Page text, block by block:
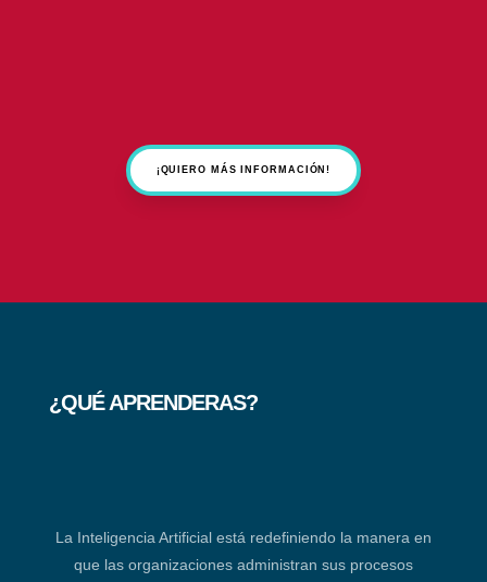
¡QUIERO MÁS INFORMACIÓN!
¿QUÉ APRENDERAS?
La Inteligencia Artificial está redefiniendo la manera en
que las organizaciones administran sus procesos